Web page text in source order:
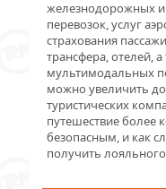
железнодорожных и
перевозок, услуг
страхования
трансфера, отелей,
мультимодальных
можно увеличить
туристических
путешествие более
безопасным, и как
получить